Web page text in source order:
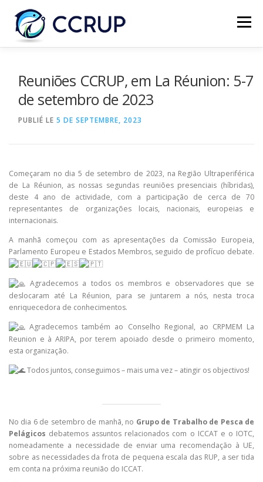
Menu
Reuniões CCRUP, em La Réunion: 5-7
de setembro de 2023
PUBLIÉ LE 5 DE SEPTEMBRE, 2023
Começaram no dia 5 de setembro de 2023, na Região Ultraperiférica
de La Réunion, as nossas segundas reuniões presenciais (híbridas),
deste 4 ano de actividade, com a participação de cerca de 70
representantes de organizações locais, nacionais, europeias e
internacionais.
A manhã começou com as apresentações da Comissão Europeia,
Parlamento Europeu e Estados Membros, seguido de profícuo debate.
Agradecemos a todos os membros e observadores que se
deslocaram até La Réunion, para se juntarem a nós, nesta troca
enriquecedora de conhecimentos.
Agradecemos também ao Conselho Regional, ao CRPMEM La
Reunion e à ARIPA, por terem apoiado desde o primeiro momento,
esta organização.
Todos juntos, conseguimos – mais uma vez – atingir os objectivos!
No dia 6 de setembro de manhã, no Grupo de Trabalho de Pesca de
Pelágicos debatemos assuntos relacionados com o ICCAT e o IOTC,
nomeadamente a necessidade de enviar uma recomendação à UE,
sobre as necessidades da frota de pequena escala das RUP, a ser tida
em conta na próxima reunião do ICCAT.